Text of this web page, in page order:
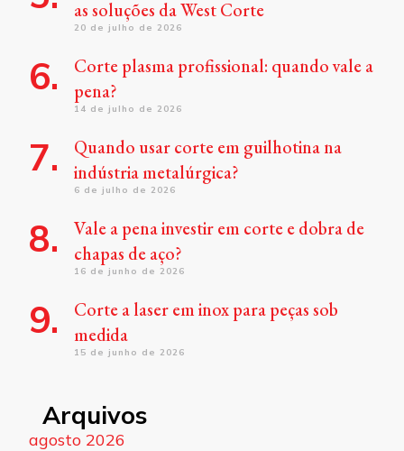
as soluções da West Corte
20 de julho de 2026
Corte plasma profissional: quando vale a
pena?
14 de julho de 2026
Quando usar corte em guilhotina na
indústria metalúrgica?
6 de julho de 2026
Vale a pena investir em corte e dobra de
chapas de aço?
16 de junho de 2026
Corte a laser em inox para peças sob
medida
15 de junho de 2026
Arquivos
agosto 2026